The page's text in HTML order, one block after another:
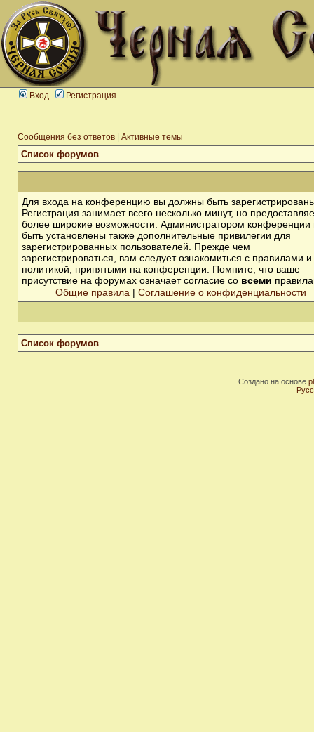
Вход Регистрация
Сообщения без ответов Активные темы
Список форумов
Для входа на конференцию вы должны быть
Регистрация занимает всего несколько минут, но
более широкие возможности. Администратором конференции
быть установлены также дополнительные привилегии для
зарегистрированных пользователей. Прежде чем
зарегистрироваться, вам следует ознакомиться с правилами и
политикой, принятыми на конференции. Помните, что ваше
присутствие на форумах означает согласие со всеми
Общие правила | Соглашение о конфиденциальности
Список форумов
Создано на основе